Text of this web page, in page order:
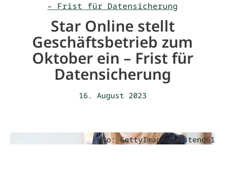
– Frist für Datensicherung
Star Online stellt
Geschäftsbetrieb zum
Oktober ein – Frist für
Datensicherung
16. August 2023
Foto: GettyImages_Westend61